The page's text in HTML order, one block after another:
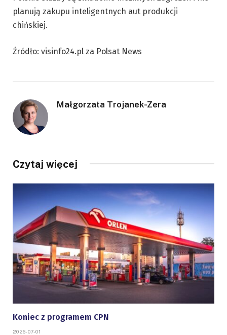
planują zakupu inteligentnych aut produkcji
chińskiej.
Źródło: visinfo24.pl za Polsat News
Małgorzata Trojanek-Zera
Czytaj więcej
Koniec z programem CPN
2026-07-01